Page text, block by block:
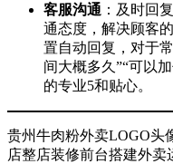
客服沟通 ：及时回
通态度，解决顾客
置自动回复，对于
间大概多久”“可以
的专业5和贴心。
贵州牛肉粉外卖LOGO头
店整店装修前台搭建外